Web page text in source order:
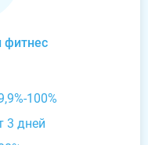
фитнес
100%
3 дней